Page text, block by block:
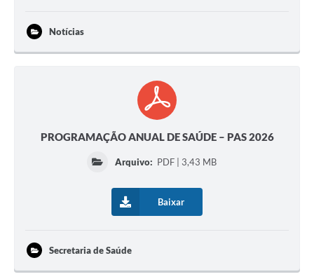
Notícias
PROGRAMAÇÃO ANUAL DE SAÚDE – PAS 2026
Arquivo: PDF | 3,43 MB
Baixar
Secretaria de Saúde